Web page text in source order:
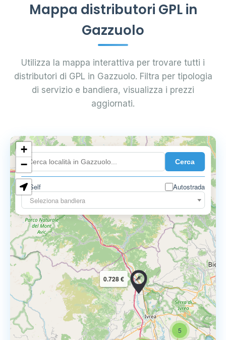
Mappa distributori GPL in
Gazzuolo
Utilizza la mappa interattiva per trovare tutti i
distributori di GPL in Gazzuolo. Filtra per tipologia
di servizio e bandiera, visualizza i prezzi
aggiornati.
Cerca
Self
Autostrada
Seleziona bandiera
5
0.728 €
0.899 €
+
−